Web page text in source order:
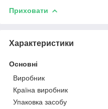
Приховати
Характеристики
Основні
Виробник
Країна виробник
Упаковка засобу